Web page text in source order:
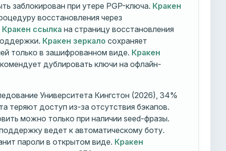
заблокирован при утере PGP-ключа. Кракен
восстановления через
Кракен ссылка на страницу восстановления
Кракен зеркало сохраняет
только в зашифрованном виде. Кракен
дублировать ключи на офлайн-
Университета Кингстон (2026), 34%
теряют доступ из-за отсутствия бэкапов.
можно только при наличии seed-фразы.
ведет к автоматическому боту.
пароли в открытом виде. Кракен